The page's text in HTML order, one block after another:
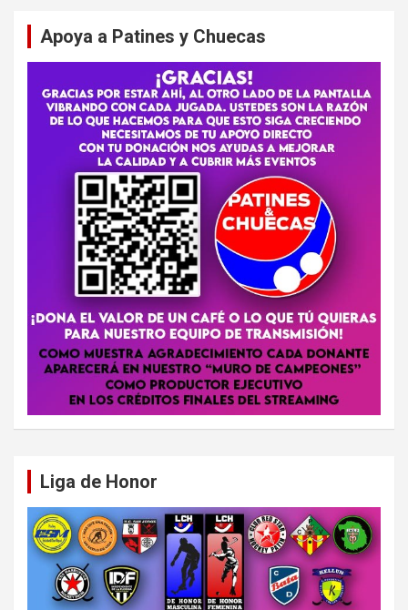
Apoya a Patines y Chuecas
Liga de Honor